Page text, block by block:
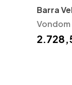
Barra
Vondom